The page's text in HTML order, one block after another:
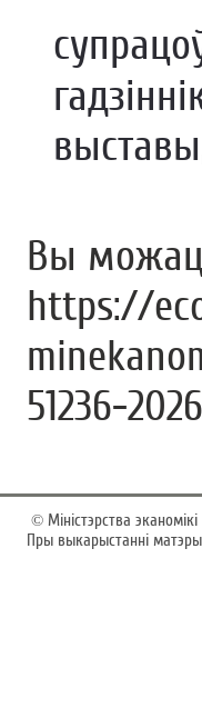
Вы
https://
51236-
© Мiнiстэрства
Пры выкарыстаннi